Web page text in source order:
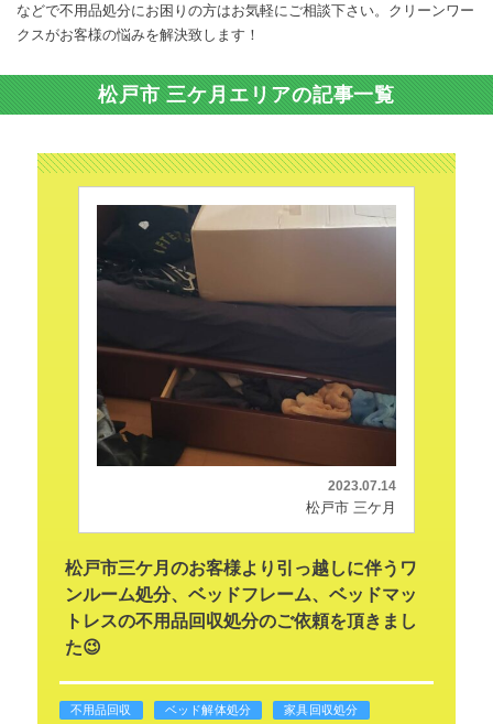
などで不用品処分にお困りの方はお気軽にご相談下さい。クリーンワー
クスがお客様の悩みを解決致します！
松戸市 三ケ月エリアの記事一覧
2023.07.14
松戸市 三ケ月
松戸市三ケ月のお客様より引っ越しに伴うワ
ンルーム処分、ベッドフレーム、ベッドマッ
トレスの不用品回収処分のご依頼を頂きまし
た😉
不用品回収 ベッド解体処分
家具回収処分